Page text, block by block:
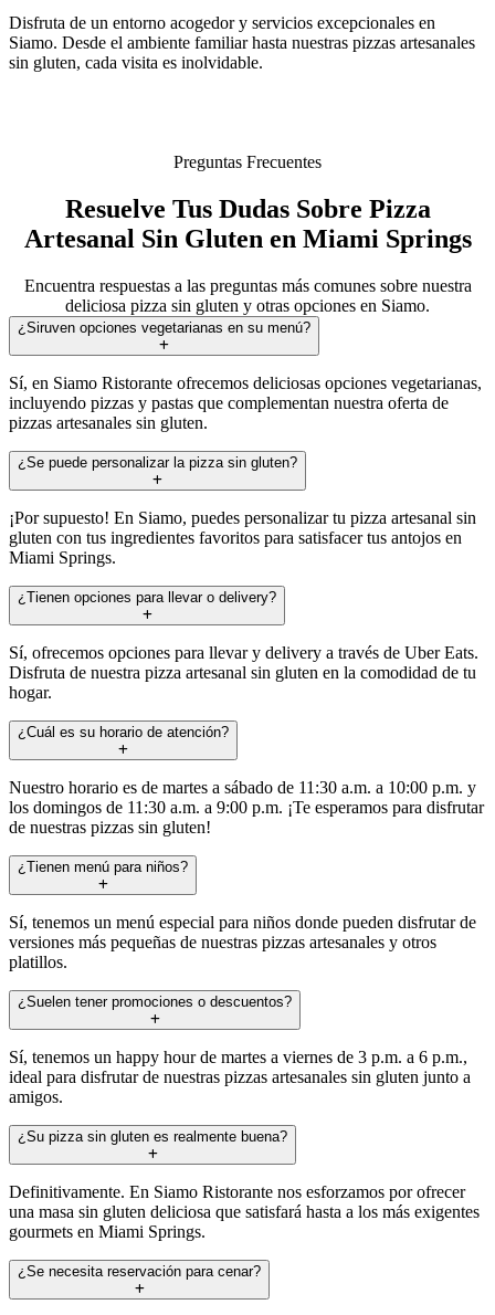
Disfruta de un entorno acogedor y servicios excepcionales en
Siamo. Desde el ambiente familiar hasta nuestras pizzas artesanales
sin gluten, cada visita es inolvidable.
Preguntas Frecuentes
Resuelve Tus Dudas Sobre Pizza
Artesanal Sin Gluten en Miami Springs
Encuentra respuestas a las preguntas más comunes sobre nuestra
deliciosa pizza sin gluten y otras opciones en Siamo.
¿Siruven opciones vegetarianas en su menú?
Sí, en Siamo Ristorante ofrecemos deliciosas opciones vegetarianas,
incluyendo pizzas y pastas que complementan nuestra oferta de
pizzas artesanales sin gluten.
¿Se puede personalizar la pizza sin gluten?
¡Por supuesto! En Siamo, puedes personalizar tu pizza artesanal sin
gluten con tus ingredientes favoritos para satisfacer tus antojos en
Miami Springs.
¿Tienen opciones para llevar o delivery?
Sí, ofrecemos opciones para llevar y delivery a través de Uber Eats.
Disfruta de nuestra pizza artesanal sin gluten en la comodidad de tu
hogar.
¿Cuál es su horario de atención?
Nuestro horario es de martes a sábado de 11:30 a.m. a 10:00 p.m. y
los domingos de 11:30 a.m. a 9:00 p.m. ¡Te esperamos para disfrutar
de nuestras pizzas sin gluten!
¿Tienen menú para niños?
Sí, tenemos un menú especial para niños donde pueden disfrutar de
versiones más pequeñas de nuestras pizzas artesanales y otros
platillos.
¿Suelen tener promociones o descuentos?
Sí, tenemos un happy hour de martes a viernes de 3 p.m. a 6 p.m.,
ideal para disfrutar de nuestras pizzas artesanales sin gluten junto a
amigos.
¿Su pizza sin gluten es realmente buena?
Definitivamente. En Siamo Ristorante nos esforzamos por ofrecer
una masa sin gluten deliciosa que satisfará hasta a los más exigentes
gourmets en Miami Springs.
¿Se necesita reservación para cenar?